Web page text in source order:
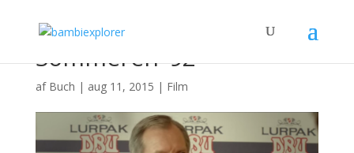
Sommeren ’92
af Buch | aug 11, 2015 | Film